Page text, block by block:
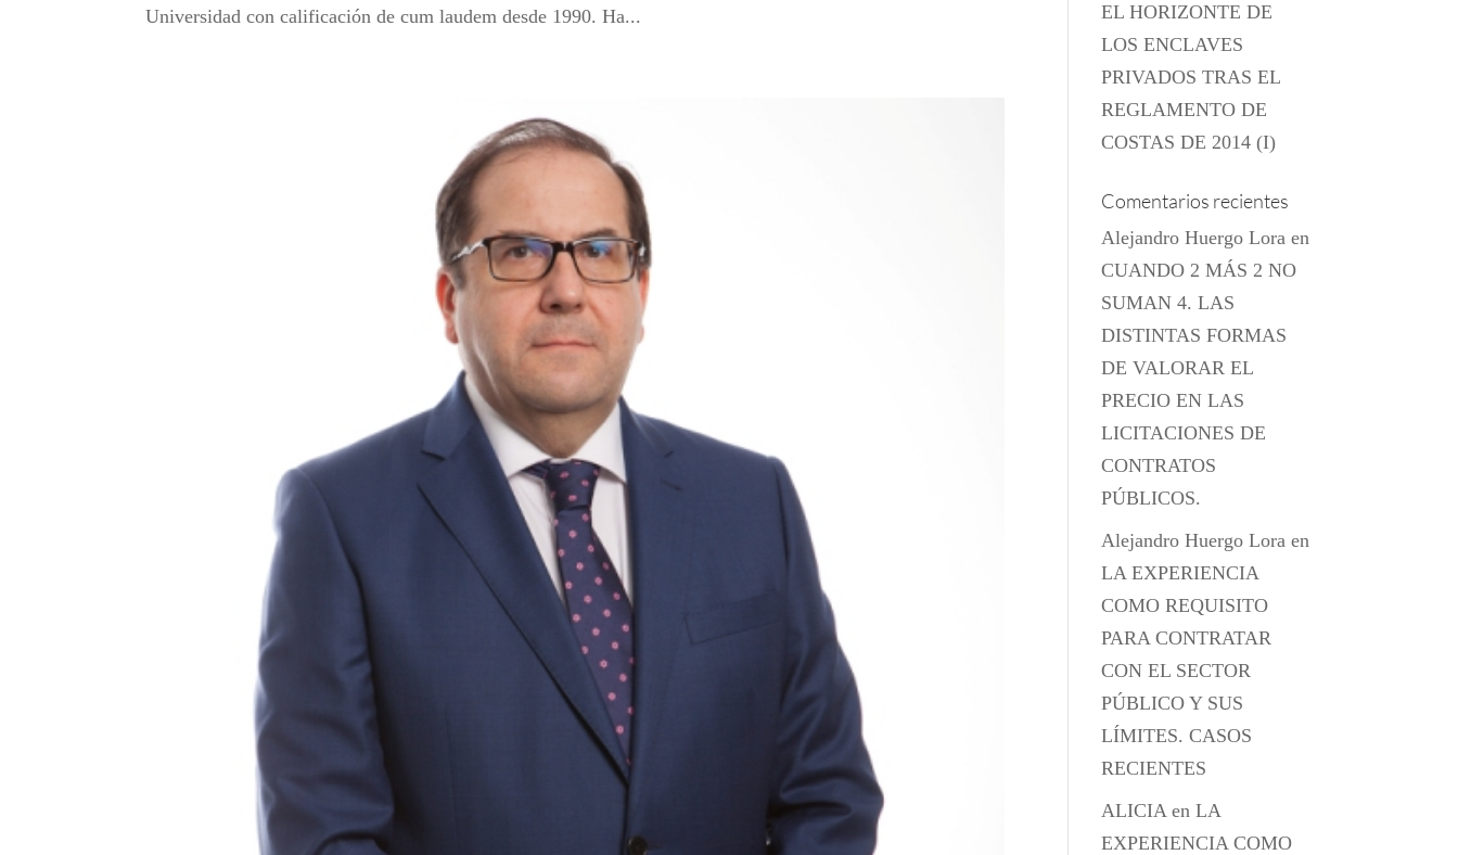
Universidad con calificación de cum laudem desde 1990. Ha...
EL HORIZONTE DE
LOS ENCLAVES
PRIVADOS TRAS EL
REGLAMENTO DE
COSTAS DE 2014 (I)
Comentarios recientes
Alejandro Huergo Lora en
CUANDO 2 MÁS 2 NO
SUMAN 4. LAS
DISTINTAS FORMAS
DE VALORAR EL
PRECIO EN LAS
LICITACIONES DE
CONTRATOS
PÚBLICOS.
Alejandro Huergo Lora en
LA EXPERIENCIA
COMO REQUISITO
PARA CONTRATAR
CON EL SECTOR
PÚBLICO Y SUS
LÍMITES. CASOS
RECIENTES
ALICIAenLA
EXPERIENCIA COMO